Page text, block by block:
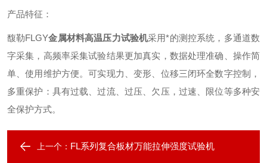
产品特征 ：
馥勒FLGY金属材料高温压力试验机采用*的测控系统，多通道数
字采集，高频率采集试验结果更加真实，数据处理准确、操作简
单、使用维护方便。可实现力、变形、位移三闭环全数字控制，
多重保护：具有过载、过流、过压、欠压，过速、限位等多种安
全保护方式。
上一个： FL系列复合板材万能拉伸强度试验机